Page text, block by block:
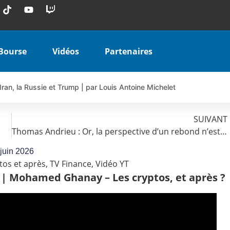
Vidéos Partenaires
la Russie et Trump | par Louis Antoine Michelet
veulent pas que vous voyiez ensemble | par Louis-Antoine
WO83V à 0,51 € (+46 %)
en hausse | Point Stratégique Hebdomadaire – Éric Galiègue
– Chrono CAC
vient de commencer | par Louis-Antoine Michelet
réforme ou simple réponse à la colère ?| Interview Éco
SUIVANT
Thomas Andrieu : Or, la perspective d’un rebond n’est pas inimaginable | Interview Économique
2026
et après, TV Finance, Vidéo YT
Mohamed Ghanay – Les cryptos, et après ?